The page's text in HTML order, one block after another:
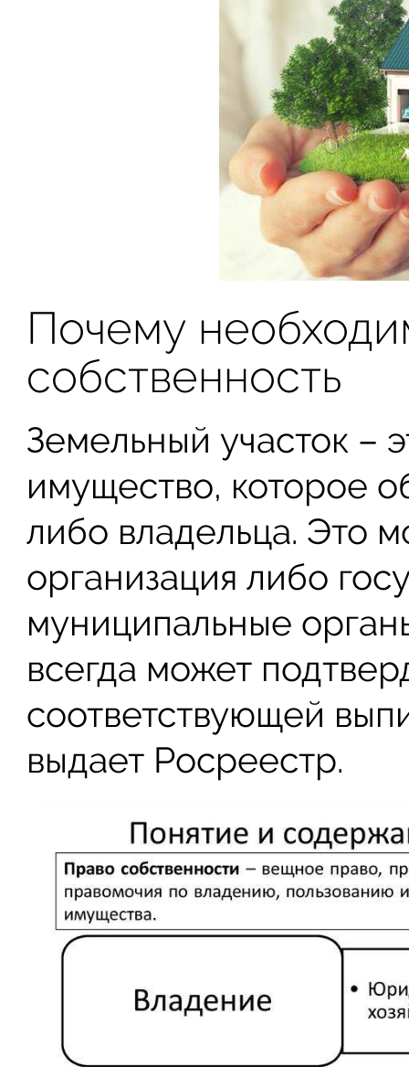
Почему
собственность
Земельный участок –
имущество, которое
либо владельца. Это
организация либо
муниципальные
всегда может
соответствующей
выдает Росреестр.